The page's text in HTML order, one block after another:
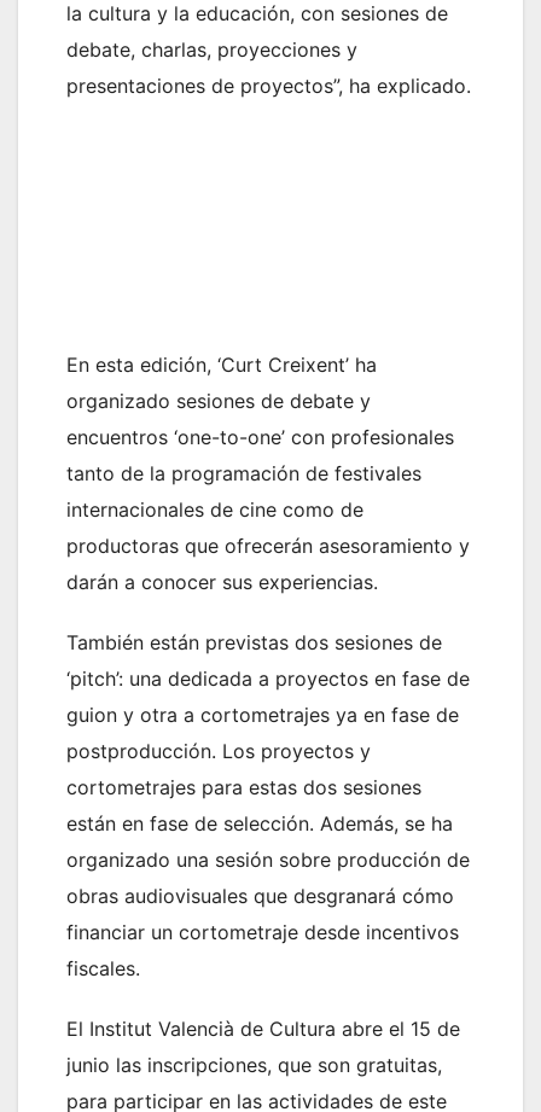
la cultura y la educación, con sesiones de
debate, charlas, proyecciones y
presentaciones de proyectos”, ha explicado.
En esta edición, ‘Curt Creixent’ ha
organizado sesiones de debate y
encuentros ‘one-to-one’ con profesionales
tanto de la programación de festivales
internacionales de cine como de
productoras que ofrecerán asesoramiento y
darán a conocer sus experiencias.
También están previstas dos sesiones de
‘pitch’: una dedicada a proyectos en fase de
guion y otra a cortometrajes ya en fase de
postproducción. Los proyectos y
cortometrajes para estas dos sesiones
están en fase de selección. Además, se ha
organizado una sesión sobre producción de
obras audiovisuales que desgranará cómo
financiar un cortometraje desde incentivos
fiscales.
El Institut Valencià de Cultura abre el 15 de
junio las inscripciones, que son gratuitas,
para participar en las actividades de este